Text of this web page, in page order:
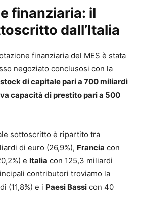
finanziaria: il
dall’Italia
finanziaria del MES è stata
negoziato conclusosi con la
di capitale pari a 700 miliardi
capacità di prestito pari a 500
sottoscritto è ripartito tra
di euro (26,9%), Francia con
e Italia con 125,3 miliardi
contributori troviamo la
(11,8%) e i Paesi Bassi con 40